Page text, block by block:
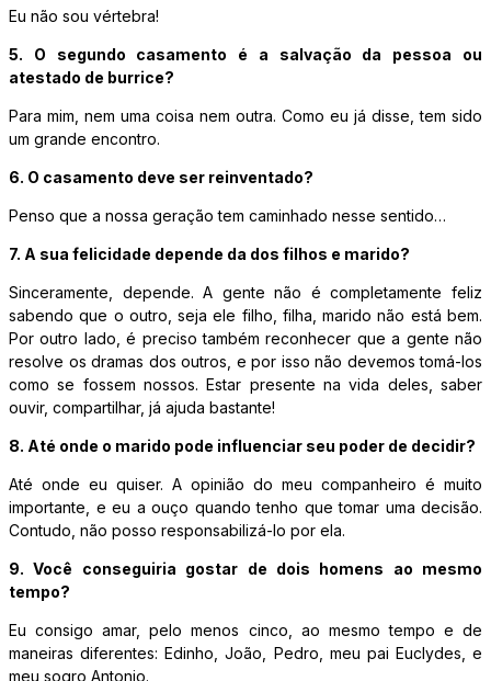
Eu não sou vértebra!
5. O segundo casamento é a salvação da pessoa ou
atestado de burrice?
Para mim, nem uma coisa nem outra. Como eu já disse, tem sido
um grande encontro.
6. O casamento deve ser reinventado?
Penso que a nossa geração tem caminhado nesse sentido…
7. A sua felicidade depende da dos filhos e marido?
Sinceramente, depende. A gente não é completamente feliz
sabendo que o outro, seja ele filho, filha, marido não está bem.
Por outro lado, é preciso também reconhecer que a gente não
resolve os dramas dos outros, e por isso não devemos tomá-los
como se fossem nossos. Estar presente na vida deles, saber
ouvir, compartilhar, já ajuda bastante!
8. Até onde o marido pode influenciar seu poder de decidir?
Até onde eu quiser. A opinião do meu companheiro é muito
importante, e eu a ouço quando tenho que tomar uma decisão.
Contudo, não posso responsabilizá-lo por ela.
9. Você conseguiria gostar de dois homens ao mesmo
tempo?
Eu consigo amar, pelo menos cinco, ao mesmo tempo e de
maneiras diferentes: Edinho, João, Pedro, meu pai Euclydes, e
meu sogro Antonio.